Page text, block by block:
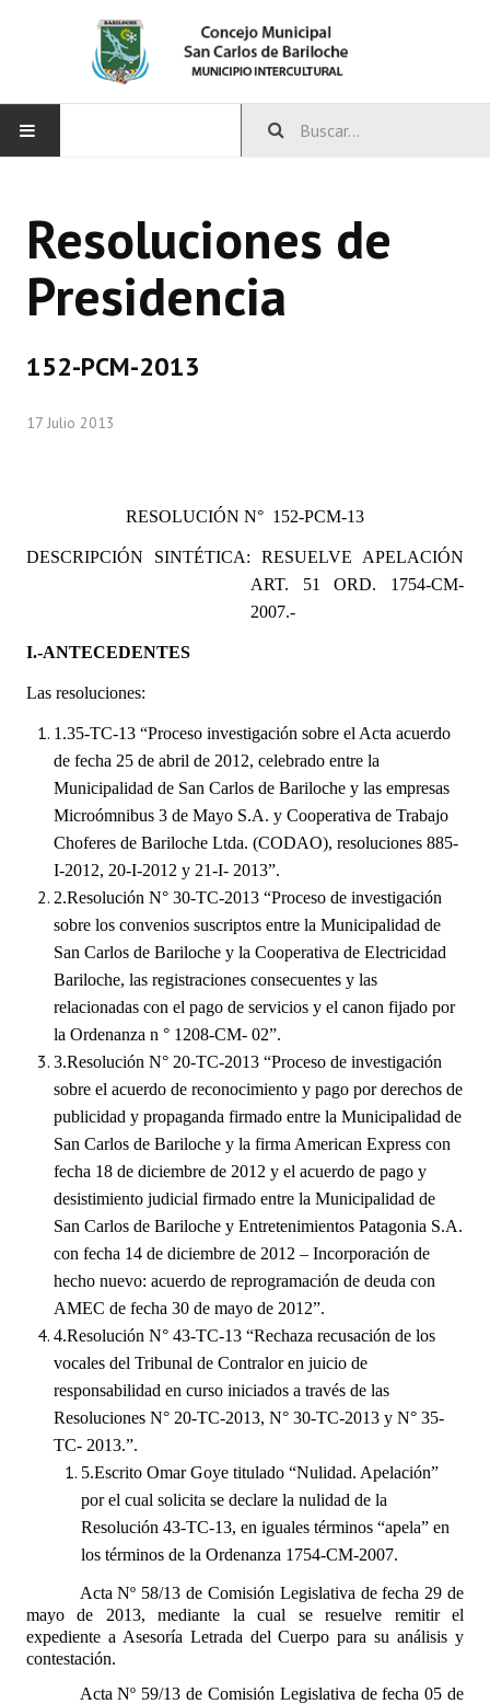
CONCEJO
Bloques Políticos
Comisiones Permanentes
Comisiones Especiales
LEGISLACIÓN
Constitución Provincial
Carta Orgánica 2007
Digesto
Organigrama
DOCUMENTOS
Informes de Gestión
Proyectos Presentados
Dictámenes Asesoría Letrada
Actas de Sesión
Informes de Unidad Coordinadora
Actas de Audiencias Públicas
NORMATIVA
Comunicaciones
Declaraciones
Resoluciones
Resoluciones de Presidencia
Antiguos Pobladores
Registros y Distinciones
Datos Históricos
Resoluciones de
Presidencia
152-PCM-2013
17 Julio 2013
RESOLUCIÓN N° 152-PCM-13
DESCRIPCIÓN SINTÉTICA: RESUELVE APELACIÓN
ART. 51 ORD. 1754-CM-
2007.-
I.-ANTECEDENTES
Las resoluciones:
1.35-TC-13 “Proceso investigación sobre el Acta acuerdo
de fecha 25 de abril de 2012, celebrado entre la
Municipalidad de San Carlos de Bariloche y las empresas
Microómnibus 3 de Mayo S.A. y Cooperativa de Trabajo
Choferes de Bariloche Ltda. (CODAO), resoluciones 885-
I-2012, 20-I-2012 y 21-I- 2013”.
2.Resolución N° 30-TC-2013 “Proceso de investigación
sobre los convenios suscriptos entre la Municipalidad de
San Carlos de Bariloche y la Cooperativa de Electricidad
Bariloche, las registraciones consecuentes y las
relacionadas con el pago de servicios y el canon fijado por
la Ordenanza n ° 1208-CM- 02”.
3.Resolución N° 20-TC-2013 “Proceso de investigación
sobre el acuerdo de reconocimiento y pago por derechos de
publicidad y propaganda firmado entre la Municipalidad de
San Carlos de Bariloche y la firma American Express con
fecha 18 de diciembre de 2012 y el acuerdo de pago y
desistimiento judicial firmado entre la Municipalidad de
San Carlos de Bariloche y Entretenimientos Patagonia S.A.
con fecha 14 de diciembre de 2012 – Incorporación de
hecho nuevo: acuerdo de reprogramación de deuda con
AMEC de fecha 30 de mayo de 2012”.
4.Resolución N° 43-TC-13 “Rechaza recusación de los
vocales del Tribunal de Contralor en juicio de
responsabilidad en curso iniciados a través de las
Resoluciones N° 20-TC-2013, N° 30-TC-2013 y N° 35-
TC- 2013.”.
5.Escrito Omar Goye titulado “Nulidad. Apelación”
por el cual solicita se declare la nulidad de la
Resolución 43-TC-13, en iguales términos “apela” en
los términos de la Ordenanza 1754-CM-2007.
Acta Nº 58/13 de Comisión Legislativa de fecha 29 de
mayo de 2013, mediante la cual se resuelve remitir el
expediente a Asesoría Letrada del Cuerpo para su análisis y
contestación.
Acta Nº 59/13 de Comisión Legislativa de fecha 05 de